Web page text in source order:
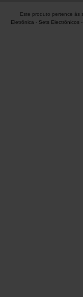
Este produto pertence às
Eletrônica - Sets Electrônicos -